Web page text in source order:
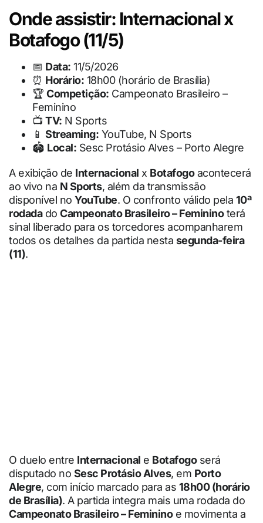
Onde assistir: Internacional x
Botafogo (11/5)
📅 Data: 11/5/2026
⏰ Horário: 18h00 (horário de Brasília)
🏆 Competição: Campeonato Brasileiro –
Feminino
📺 TV: N Sports
📱 Streaming: YouTube, N Sports
🏟 Local: Sesc Protásio Alves – Porto Alegre
A exibição de Internacional x Botafogoacontecerá
ao vivo na N Sports, além da transmissão
disponível no YouTube. O confronto válido pela 10ª
rodadado Campeonato Brasileiro – Femininoterá
sinal liberado para os torcedores acompanharem
todos os detalhes da partida nesta segunda-feira
(11).
O duelo entre Internacional e Botafogoserá
disputado no Sesc Protásio Alves, em Porto
Alegre, com início marcado para as 18h00 (horário
de Brasília). A partida integra mais uma rodada do
Campeonato Brasileiro – Femininoe movimenta a